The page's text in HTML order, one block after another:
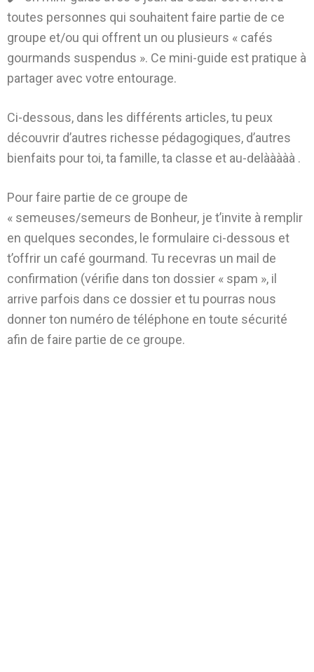
toutes personnes qui souhaitent faire partie de ce
groupe et/ou qui offrent un ou plusieurs « cafés
gourmands suspendus ». Ce mini-guide est pratique à
partager avec votre entourage.
Ci-dessous, dans les différents articles, tu peux
découvrir d’autres richesse pédagogiques, d’autres
bienfaits pour toi, ta famille, ta classe et au-delààààà .
Pour faire partie de ce groupe de
« semeuses/semeurs de Bonheur, je t’invite à remplir
en quelques secondes, le formulaire ci-dessous et
t’offrir un café gourmand. Tu recevras un mail de
confirmation (vérifie dans ton dossier « spam », il
arrive parfois dans ce dossier et tu pourras nous
donner ton numéro de téléphone en toute sécurité
afin de faire partie de ce groupe.